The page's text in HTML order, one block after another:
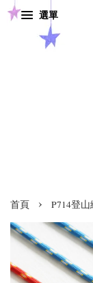
選單
首頁 › P714登